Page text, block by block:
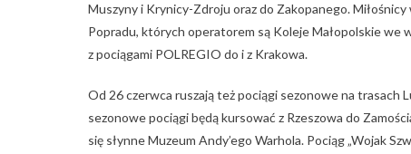
Muszyny i Krynicy-Zdroju oraz do Zakopanego.
Popradu, których operatorem są Koleje Małopolskie we
z pociągami POLREGIO do i z Krakowa.
Od 26 czerwca ruszają też pociągi sezonowe na trasach
sezonowe pociągi będą kursować z Rzeszowa do
się słynne Muzeum Andy’ego Warhola. Pociąg „Wojak